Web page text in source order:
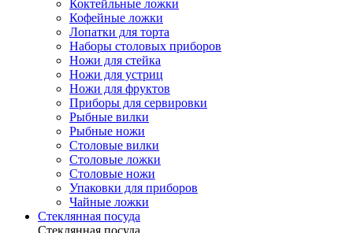
Коктейльные ложки
Кофейные ложки
Лопатки для торта
Наборы столовых приборов
Ножи для стейка
Ножи для устриц
Ножи для фруктов
Приборы для сервировки
Рыбные вилки
Рыбные ножи
Столовые вилки
Столовые ложки
Столовые ножи
Упаковки для приборов
Чайные ложки
Стеклянная посуда